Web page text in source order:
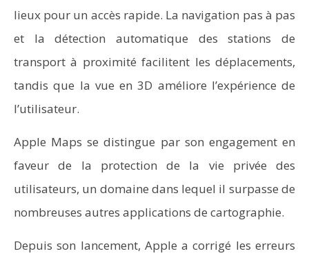
lieux pour un accès rapide. La navigation pas à pas
et la détection automatique des stations de
transport à proximité facilitent les déplacements,
tandis que la vue en 3D améliore l’expérience de
l’utilisateur.
Apple Maps se distingue par son engagement en
faveur de la protection de la vie privée des
utilisateurs, un domaine dans lequel il surpasse de
nombreuses autres applications de cartographie.
Depuis son lancement, Apple a corrigé les erreurs